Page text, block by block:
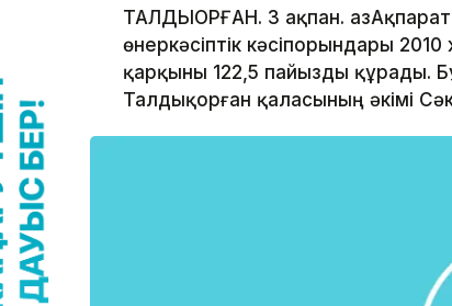
ТАЛДЫҚОРҒАН. 3 ақпан.
өнеркәсіптік кәсіпорындары
қарқыны 122,5 пайызды құрады.
Талдықорған қаласының әкімі